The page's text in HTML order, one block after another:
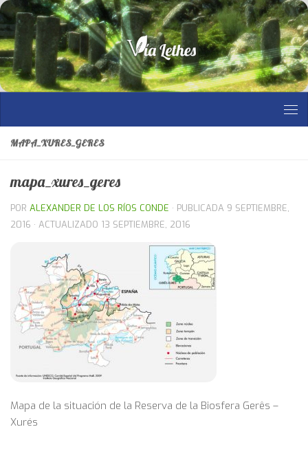
Saltar al contenido
MAPA_XURES_GERES
mapa_xures_geres
POR ALEXANDER DE LOS RÍOS CONDE · PUBLICADA 9 SEPTIEMBRE,
2016 · ACTUALIZADO 13 SEPTIEMBRE, 2016
Mapa de la situación de la Reserva de la Biosfera Gerês –
Xurés